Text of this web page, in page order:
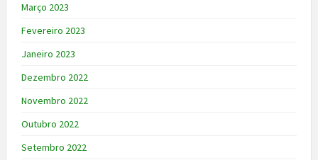
Março 2023
Fevereiro 2023
Janeiro 2023
Dezembro 2022
Novembro 2022
Outubro 2022
Setembro 2022